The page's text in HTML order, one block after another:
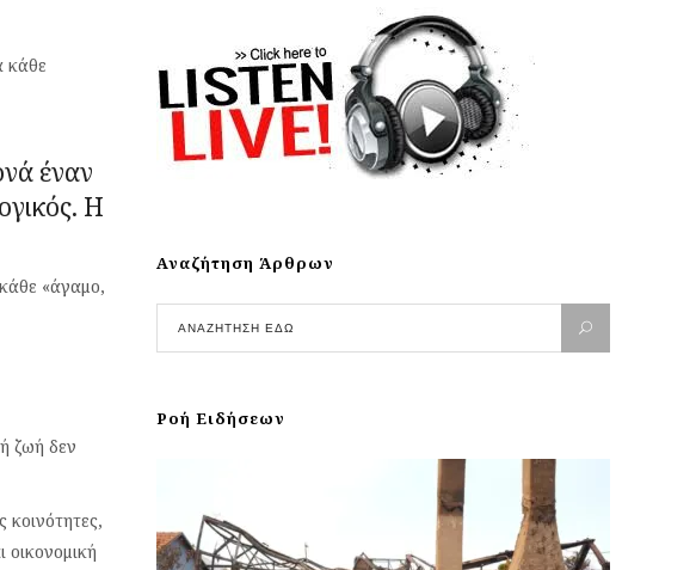
κάθε
έναν
Η
«άγαμο,
ζωή δεν
κοινότητες,
οικονομική
Αναζήτηση Άρθρων
Ροή Ειδήσεων